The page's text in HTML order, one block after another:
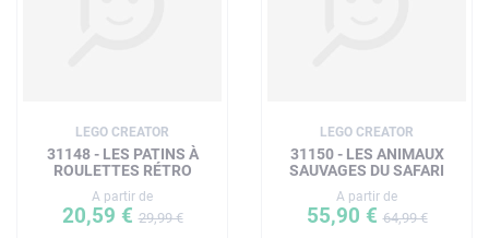
LEGO CREATOR
31148 - LES PATINS À
ROULETTES RÉTRO
A partir de
20,59 €29,99 €
LEGO CREATOR
31150 - LES ANIMAUX
SAUVAGES DU SAFARI
A partir de
55,90 €64,99 €